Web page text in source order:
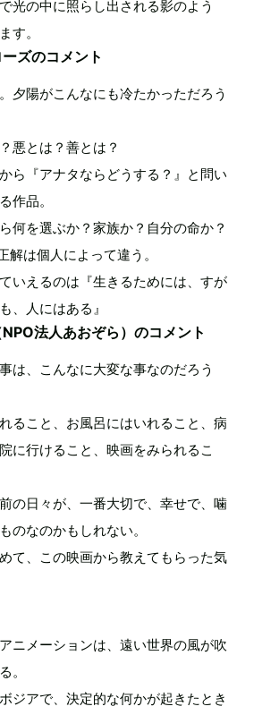
光の中に照らし出される影のよう
す。
ズのコメント
夕陽がこんなにも冷たかっただろう
悪とは？善とは？
ら『アナタならどうする？』と問い
作品。
何を選ぶか？家族か？自分の命か？
解は個人によって違う。
いえるのは『生きるためには、すが
、人にはある』
法人あおぞら）のコメント
は、こんなに大変な事なのだろう
ること、お風呂にはいれること、病
に行けること、映画をみられるこ
の日々が、一番大切で、幸せで、噛
のなのかもしれない。
て、この映画から教えてもらった気
ニメーションは、遠い世界の風が吹
。
ジアで、決定的な何かが起きたとき